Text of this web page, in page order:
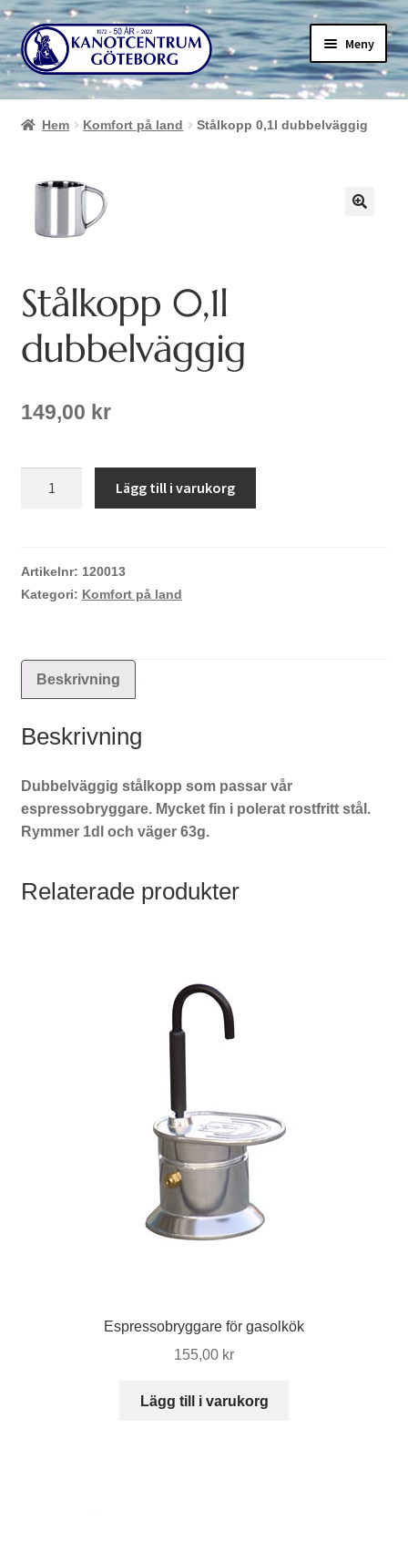
Hoppa
till
navigering
Hoppa
till
innehåll
Meny
Hem Komfort på land Stålkopp 0,1l dubbelväggig
Stålkopp 0,1l
dubbelväggig
149,00 kr
Lägg till i varukorg
Artikelnr: 120013
Kategori: Komfort på land
Beskrivning
Beskrivning
Dubbelväggig stålkopp som passar vår
espressobryggare. Mycket fin i polerat rostfritt stål.
Rymmer 1dl och väger 63g.
Relaterade produkter
Espressobryggare för gasolkök
155,00 kr
Lägg till i varukorg